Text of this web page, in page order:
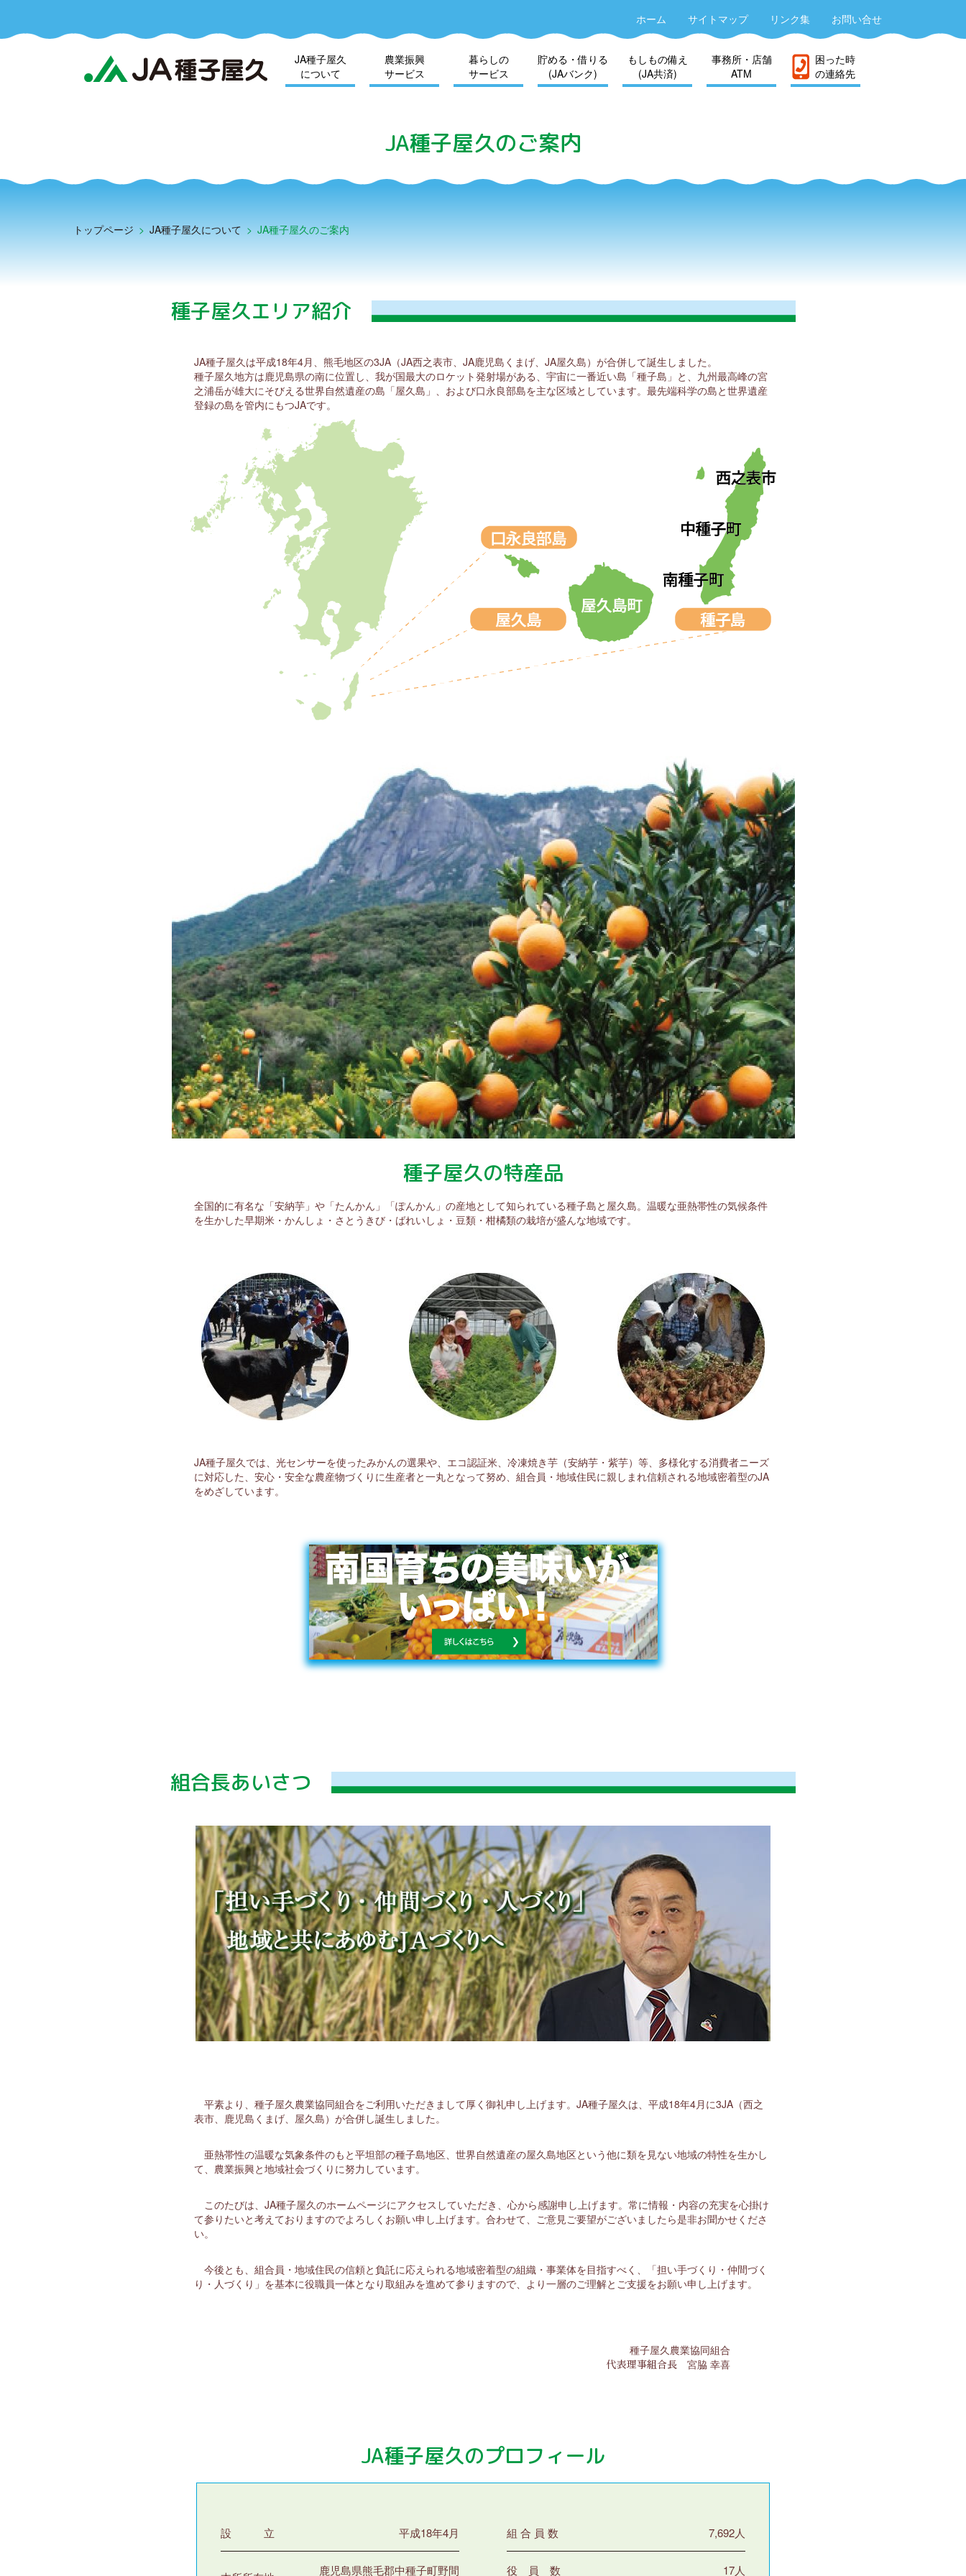
ホーム サイトマップ リンク集 お問い合せ
JA種子屋久
について
農業振興
サービス
暮らしの
サービス
貯める・借りる
(JAバンク)
もしもの備え
(JA共済)
事務所・店舗
ATM
困った時
の連絡先
JA種子屋久のご案内
トップページ > JA種子屋久について > JA種子屋久のご案内
種子屋久エリア紹介
JA種子屋久は平成18年4月、熊毛地区の3JA（JA西之表市、JA鹿児島くまげ、JA屋久島）が合併して誕生しました。
種子屋久地方は鹿児島県の南に位置し、我が国最大のロケット発射場がある、宇宙に一番近い島「種子島」と、九州最高峰の宮
之浦岳が雄大にそびえる世界自然遺産の島「屋久島」、および口永良部島を主な区域としています。最先端科学の島と世界遺産
登録の島を管内にもつJAです。
種子屋久の特産品
全国的に有名な「安納芋」や「たんかん」「ぽんかん」の産地として知られている種子島と屋久島。温暖な亜熱帯性の気候条件
を生かした早期米・かんしょ・さとうきび・ばれいしょ・豆類・柑橘類の栽培が盛んな地域です。
JA種子屋久では、光センサーを使ったみかんの選果や、エコ認証米、冷凍焼き芋（安納芋・紫芋）等、多様化する消費者ニーズ
に対応した、安心・安全な農産物づくりに生産者と一丸となって努め、組合員・地域住民に親しまれ信頼される地域密着型のJA
をめざしています。
組合長あいさつ
平素より、種子屋久農業協同組合をご利用いただきまして厚く御礼申し上げます。JA種子屋久は、平成18年4月に3JA（西之
表市、鹿児島くまげ、屋久島）が合併し誕生しました。
亜熱帯性の温暖な気象条件のもと平坦部の種子島地区、世界自然遺産の屋久島地区という他に類を見ない地域の特性を生かし
て、農業振興と地域社会づくりに努力しています。
このたびは、JA種子屋久のホームページにアクセスしていただき、心から感謝申し上げます。常に情報・内容の充実を心掛け
て参りたいと考えておりますのでよろしくお願い申し上げます。合わせて、ご意見ご要望がございましたら是非お聞かせくださ
い。
今後とも、組合員・地域住民の信頼と負託に応えられる地域密着型の組織・事業体を目指すべく、「担い手づくり・仲間づく
り・人づくり」を基本に役職員一体となり取組みを進めて参りますので、より一層のご理解とご支援をお願い申し上げます。
種子屋久農業協同組合
代表理事組合長 宮脇 幸喜
JA種子屋久のプロフィール
設 立 平成18年4月
鹿児島県熊毛郡中種子町野間
組 合 員 数 7,692人
役 員 数 17人